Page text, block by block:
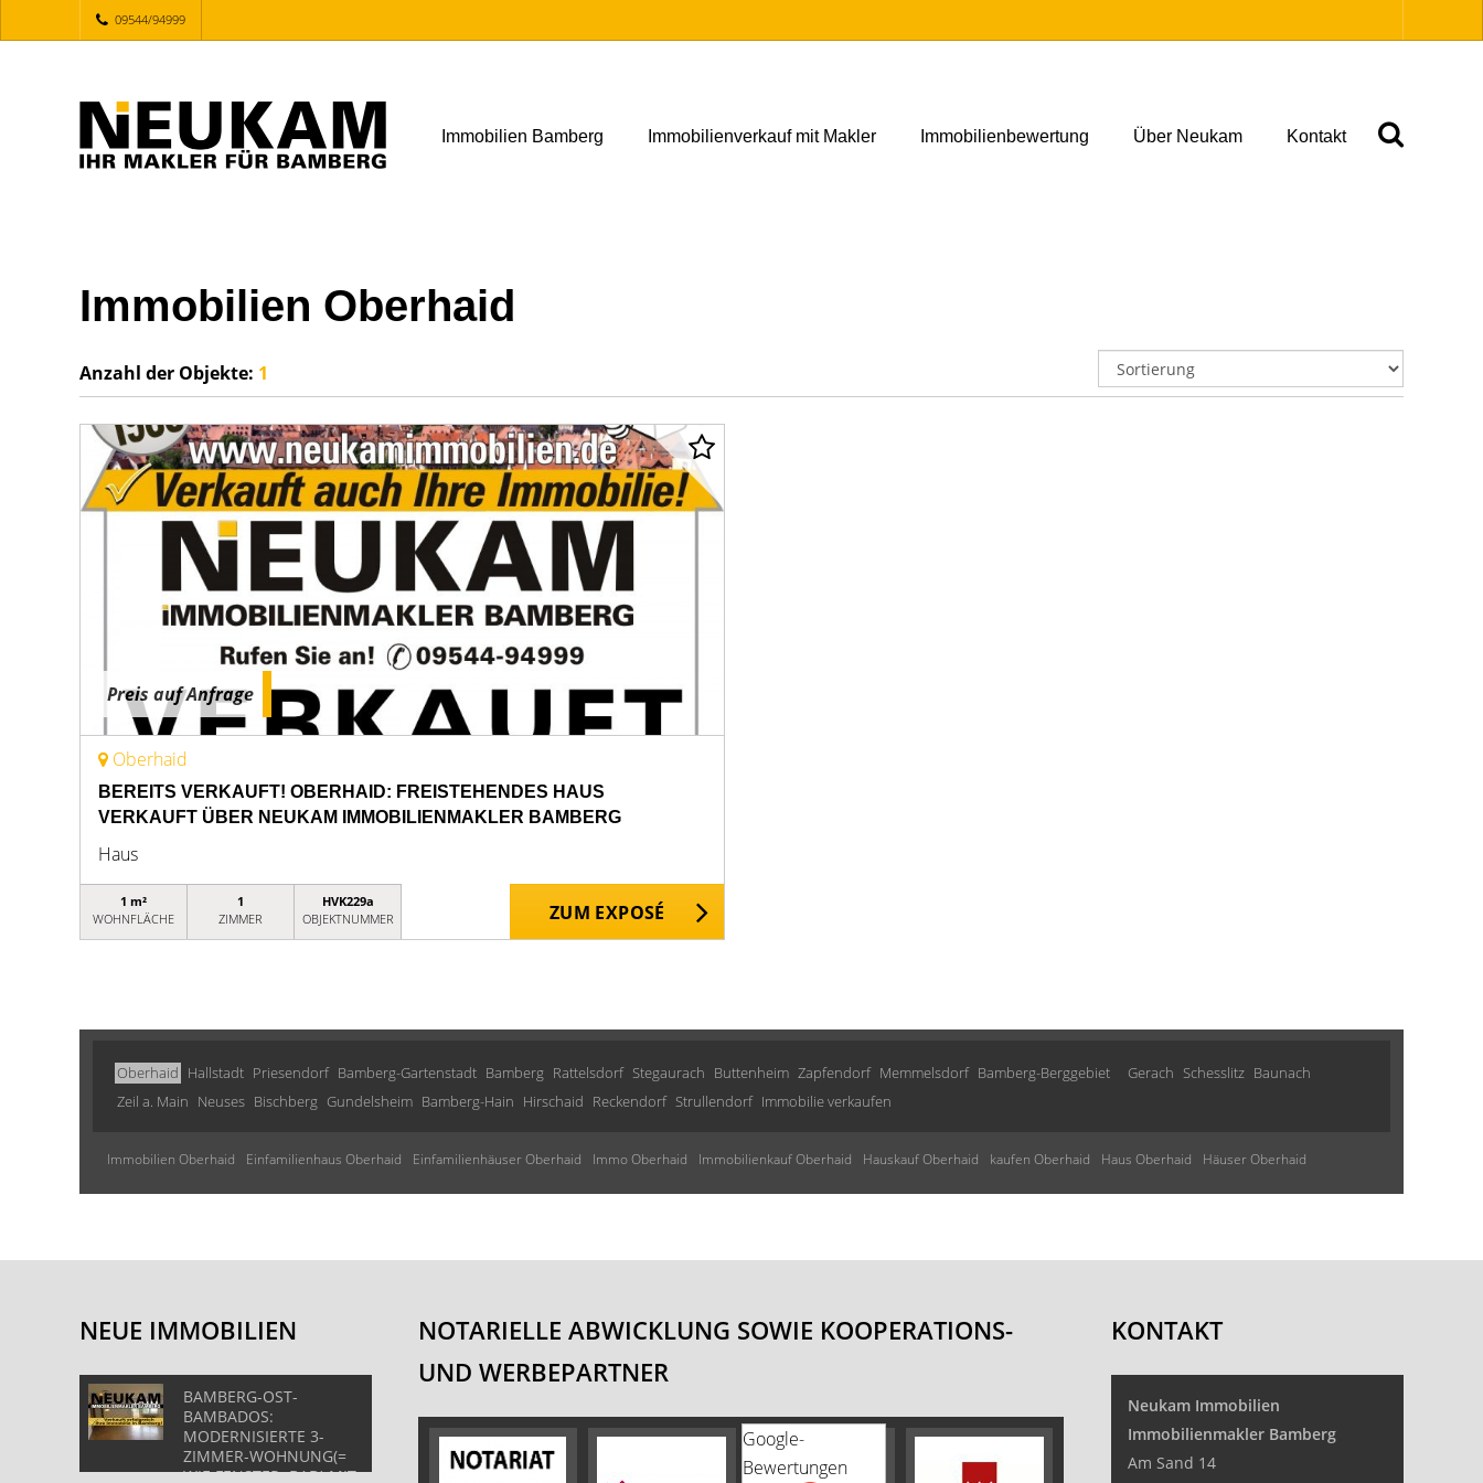
09544/94999
Immobilien Bamberg Immobilienverkauf mit Makler Immobilienbewertung Über Neukam Kontakt
Immobilien Oberhaid
Anzahl der Objekte: 1
Preis auf Anfrage
Oberhaid
BEREITS VERKAUFT! OBERHAID: FREISTEHENDES HAUS
VERKAUFT ÜBER NEUKAM IMMOBILIENMAKLER BAMBERG
Haus
1 m²
WOHNFLÄCHE
1
ZIMMER
HVK229a
OBJEKTNUMMER
ZUM EXPOSÉ
Oberhaid Hallstadt Priesendorf Bamberg-Gartenstadt Bamberg Rattelsdorf Stegaurach Buttenheim Zapfendorf Memmelsdorf Bamberg-Berggebiet Gerach Schesslitz Baunach
Zeil a. Main Neuses Bischberg Gundelsheim Bamberg-Hain Hirschaid Reckendorf Strullendorf Immobilie verkaufen
Immobilien Oberhaid Einfamilienhaus Oberhaid Einfamilienhäuser Oberhaid Immo Oberhaid Immobilienkauf Oberhaid Hauskauf Oberhaid kaufen Oberhaid Haus Oberhaid Häuser Oberhaid
Google-
Bewertungen
NEUE IMMOBILIEN
BAMBERG-OST-
BAMBADOS:
MODERNISIERTE 3-
ZIMMER-WOHNUNG(=
WIE FENSTER+BAD) MIT
NOTARIELLE ABWICKLUNG SOWIE KOOPERATIONS-
UND WERBEPARTNER
KONTAKT
Neukam Immobilien
Immobilienmakler Bamberg
Am Sand 14